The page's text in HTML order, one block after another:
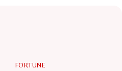
FORTUNE